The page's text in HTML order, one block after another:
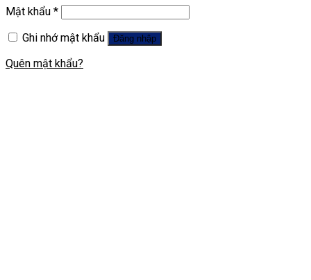
Mật khẩu *
Ghi nhớ mật khẩu
Đăng nhập
Quên mật khẩu?